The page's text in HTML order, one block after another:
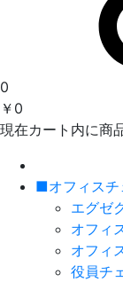
0
￥0
現在カート内に商
■オフィスチ
エグゼ
オフィ
オフィ
役員チ